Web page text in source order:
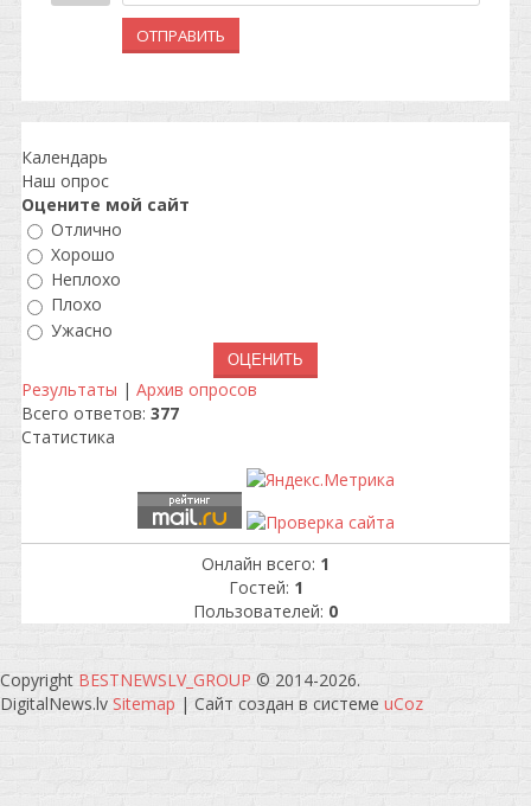
ОТПРАВИТЬ
Календарь
Наш опрос
Оцените мой сайт
Отлично
Хорошо
Неплохо
Плохо
Ужасно
Результаты | Архив опросов
Всего ответов: 377
Статистика
Онлайн всего: 1
Гостей: 1
Пользователей: 0
Copyright BESTNEWSLV_GROUP © 2014-2026.
DigitalNews.lv Sitemap | Сайт создан в системе uCoz